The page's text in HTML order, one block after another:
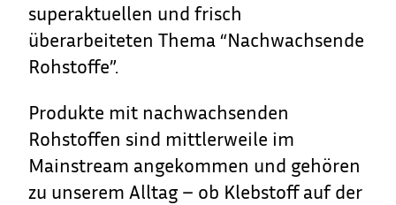
superaktuellen und frisch
überarbeiteten Thema “Nachwachsende
Rohstoffe”.
Produkte mit nachwachsenden
Rohstoffen sind mittlerweile im
Mainstream angekommen und gehören
zu unserem Alltag – ob Klebstoff auf der